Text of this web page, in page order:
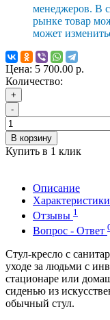
менеджеров. В
рынке товар
может
Цена: 5 700.00 р.
Количество:
+
-
В корзину
Купить в 1 клик
Описание
Характеристики
Отзывы 1
Вопрос - Ответ
Стул-кресло с
уходе за людьми с
стационаре или
сиденью из
обычный стул.